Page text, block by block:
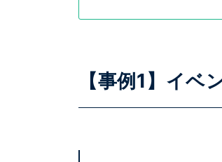
【事例1】イ